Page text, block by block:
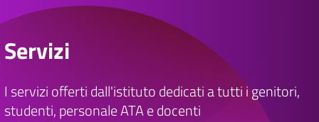
Servizi
I servizi offerti dall'istituto dedicati a tutti i genitori,
studenti, personale ATA e docenti